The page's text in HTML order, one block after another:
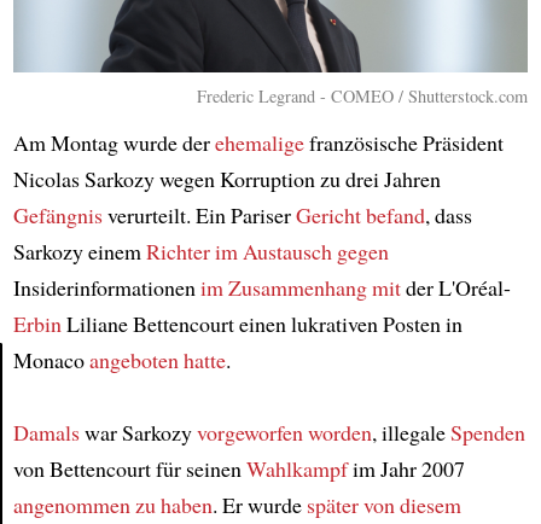
Frederic Legrand - COMEO / Shutterstock.com
Am Montag wurde derehemaligefranzösische Präsident
Nicolas Sarkozy wegen Korruption zu drei Jahren
Gefängnisverurteilt. Ein PariserGerichtbefand, dass
Sarkozy einem Richterim Austausch gegen
Insiderinformationen im Zusammenhang mitder L'Oréal-
Erbin Liliane Bettencourt einen lukrativen Posten in
Monacoangeboten hatte.
Damalswar Sarkozyvorgeworfen worden, illegaleSpenden
von Bettencourt für seinen Wahlkampfim Jahr 2007
angenommen zu haben. Er wurde spätervon diesem